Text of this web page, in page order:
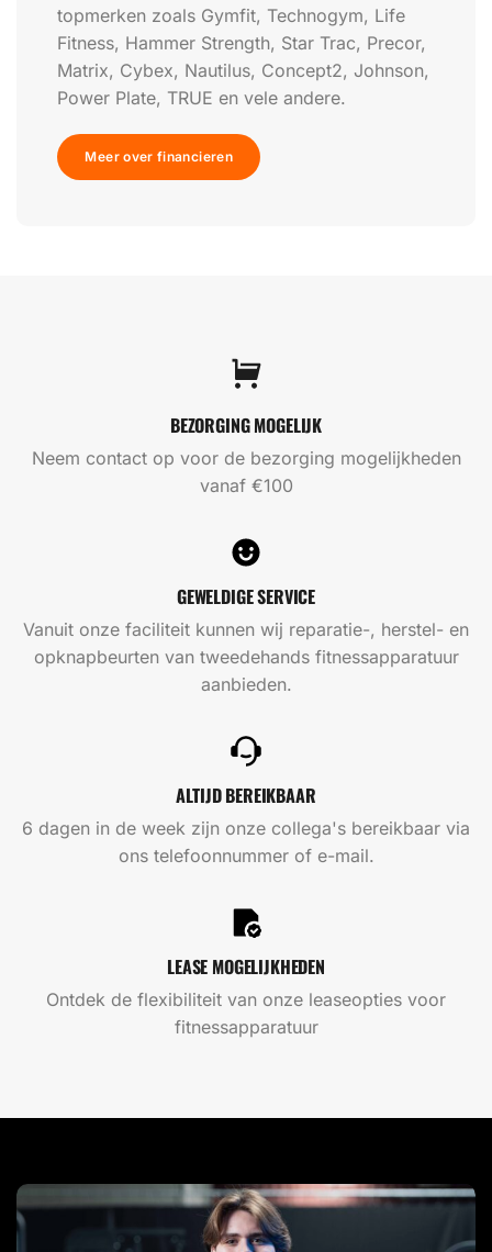
topmerken zoals Gymfit, Technogym, Life
Fitness, Hammer Strength, Star Trac, Precor,
Matrix, Cybex, Nautilus, Concept2, Johnson,
Power Plate, TRUE en vele andere.
Meer over financieren
BEZORGING MOGELIJK
Neem contact op voor de bezorging mogelijkheden
vanaf €100
GEWELDIGE SERVICE
Vanuit onze faciliteit kunnen wij reparatie-, herstel- en
opknapbeurten van tweedehands fitnessapparatuur
aanbieden.
ALTIJD BEREIKBAAR
6 dagen in de week zijn onze collega's bereikbaar via
ons telefoonnummer of e-mail.
LEASE MOGELIJKHEDEN
Ontdek de flexibiliteit van onze leaseopties voor
fitnessapparatuur